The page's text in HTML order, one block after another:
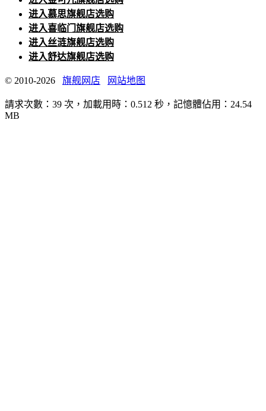
进入慕思旗舰店选购
进入喜临门旗舰店选购
进入丝涟旗舰店选购
进入舒达旗舰店选购
© 2010-2026 旗舰网店 网站地图
請求次數：39 次，加載用時：0.512 秒，記憶體佔用：24.54
MB